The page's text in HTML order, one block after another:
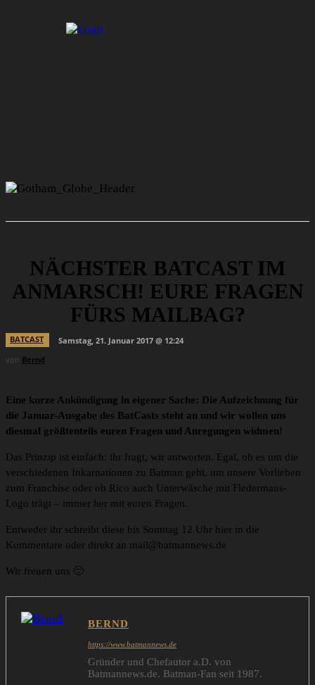
NÄCHSTER BATCAST IM
ANMARSCH! EURE FRAGEN
FÜRS MAILBAG?
BATCAST
Samstag, 21. Januar 2017 @ 12:24
von Bernd
Eine kurze Ankündigung in eigener Sache: Die Aufzeichnung für
die Januar-Ausgabe des BatCasts steht an und wir wollen uns
diesmal größtenteils euren Fragen und Anregungen widmen!
Das Prinzip ist einfach: ihr fragt, wir antworten. Egal, ob es um die
verschiedenen Inkarnationen zu Batman geht, um unsere Vorlieben
zum Franchise oder ob Rico auch Unterwäsche mit Fledermaus-
Logo trägt – immer her mit euren Fragen.
Entweder ihr schreibt diese bis Sonntag 12 Uhr hier in die
Kommentare oder direkt an mail@batmannews.de
Wir freuen uns 🙂
BERND
https://www.batmannews.de
Gründer und Chefautor a.D. von
Batmannews.de. Batman-Fan seit 1987.